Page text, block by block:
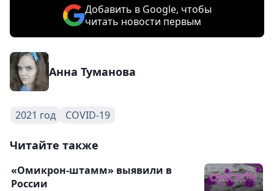
Добавить в Google, чтобы
читать новости первым
Анна Туманова
2021 год COVID-19
Читайте также
«Омикрон-штамм» выявили в
России